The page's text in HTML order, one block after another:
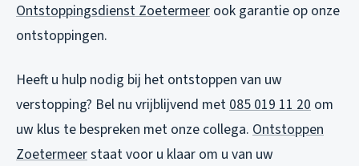
Ontstoppingsdienst Zoetermeer ook garantie op onze
ontstoppingen.
Heeft u hulp nodig bij het ontstoppen van uw
verstopping? Bel nu vrijblijvend met085 019 11 20 om
uw klus te bespreken met onze collega. Ontstoppen
Zoetermeerstaat voor u klaar om u van uw